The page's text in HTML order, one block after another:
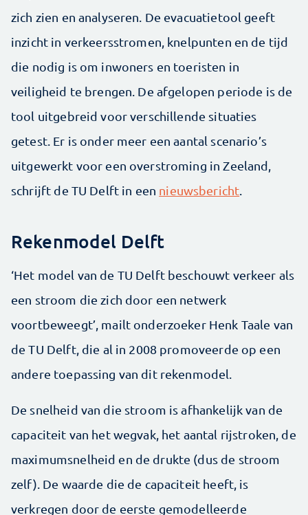
zich zien en analyseren. De evacuatietool geeft
inzicht in verkeersstromen, knelpunten en de tijd
die nodig is om inwoners en toeristen in
veiligheid te brengen. De afgelopen periode is de
tool uitgebreid voor verschillende situaties
getest. Er is onder meer een aantal scenario’s
uitgewerkt voor een overstroming in Zeeland,
schrijft de TU Delft in een nieuwsbericht
Rekenmodel Delft
‘Het model van de TU Delft beschouwt verkeer als
een stroom die zich door een netwerk
voortbeweegt’, mailt onderzoeker Henk Taale van
de TU Delft, die al in 2008 promoveerde op een
andere toepassing van dit rekenmodel.
De snelheid van die stroom is afhankelijk van de
capaciteit van het wegvak, het aantal rijstroken, de
maximumsnelheid en de drukte (dus de stroom
zelf). De waarde die de capaciteit heeft, is
verkregen door de eerste gemodelleerde